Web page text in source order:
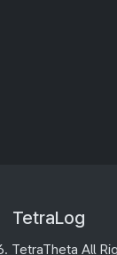
TetraLog
TetraTheta All